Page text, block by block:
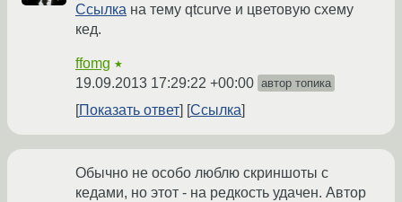
Ссылка на тему qtcurve и цветовую схему
кед.
ffomg ★
19.09.2013 17:29:22 +00:00 автор топика
Показать ответ Ссылка
Обычно не особо люблю скриншоты с
кедами, но этот - на редкость удачен. Автор